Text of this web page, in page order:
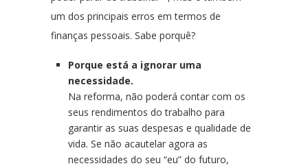
um dos principais erros em termos de
finanças pessoais. Sabe porquê?
Porque está a ignorar uma
necessidade.
Na reforma, não poderá contar com os
seus rendimentos do trabalho para
garantir as suas despesas e qualidade de
vida. Se não acautelar agora as
necessidades do seu “eu” do futuro,